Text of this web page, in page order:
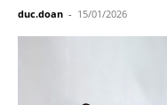
duc.doan - 15/01/2026